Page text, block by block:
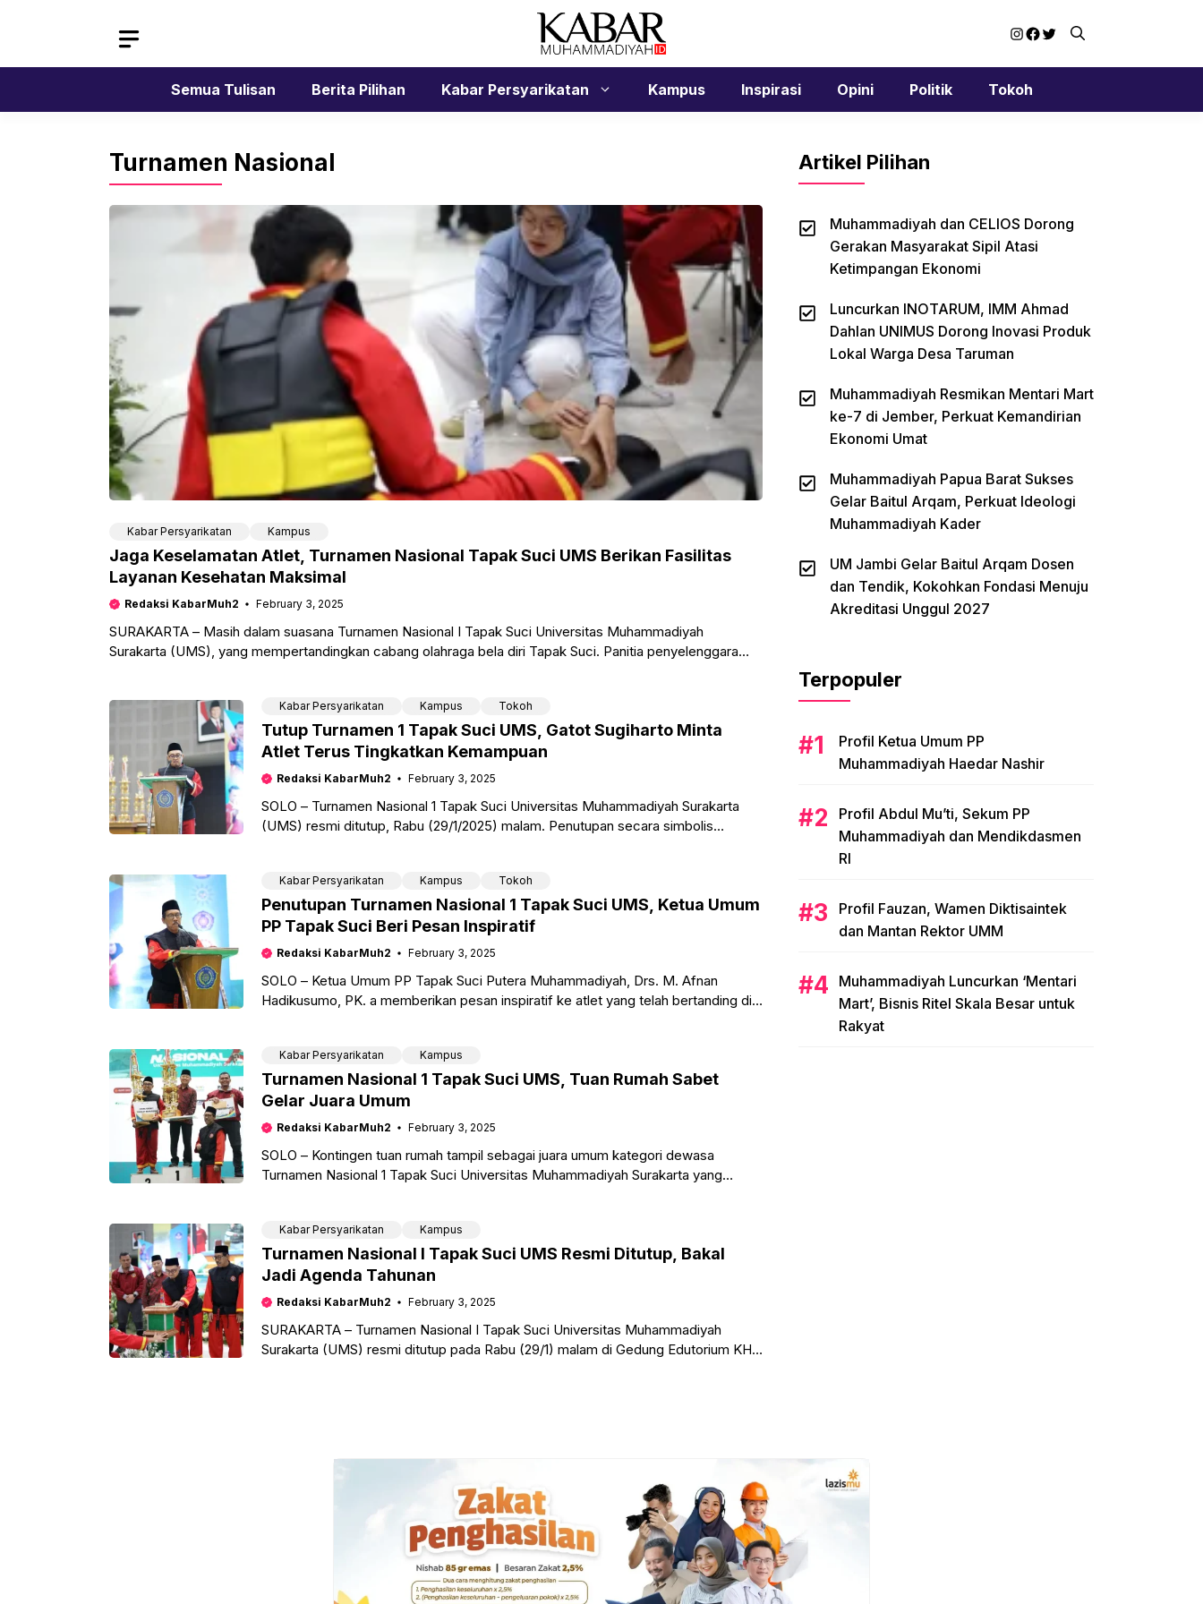
Instagram
Facebook
Twitter
Semua Tulisan Berita Pilihan Kabar Persyarikatan Kampus Inspirasi Opini Politik Tokoh
Turnamen Nasional
Kabar Persyarikatan Kampus
Jaga Keselamatan Atlet, Turnamen Nasional Tapak Suci UMS Berikan Fasilitas
Layanan Kesehatan Maksimal
Redaksi KabarMuh2 February 3, 2025
SURAKARTA – Masih dalam suasana Turnamen Nasional I Tapak Suci Universitas Muhammadiyah
Surakarta (UMS), yang mempertandingkan cabang olahraga bela diri Tapak Suci. Panitia penyelenggara
Kabar Persyarikatan Kampus Tokoh
Tutup Turnamen 1 Tapak Suci UMS, Gatot Sugiharto Minta
Atlet Terus Tingkatkan Kemampuan
Redaksi KabarMuh2 February 3, 2025
SOLO – Turnamen Nasional 1 Tapak Suci Universitas Muhammadiyah Surakarta
(UMS) resmi ditutup, Rabu (29/1/2025) malam. Penutupan secara simbolis
Kabar Persyarikatan Kampus Tokoh
Penutupan Turnamen Nasional 1 Tapak Suci UMS, Ketua Umum
PP Tapak Suci Beri Pesan Inspiratif
Redaksi KabarMuh2 February 3, 2025
SOLO – Ketua Umum PP Tapak Suci Putera Muhammadiyah, Drs. M. Afnan
Hadikusumo, PK. a memberikan pesan inspiratif ke atlet yang telah bertanding di
Kabar Persyarikatan Kampus
Turnamen Nasional 1 Tapak Suci UMS, Tuan Rumah Sabet
Gelar Juara Umum
Redaksi KabarMuh2 February 3, 2025
SOLO – Kontingen tuan rumah tampil sebagai juara umum kategori dewasa
Turnamen Nasional 1 Tapak Suci Universitas Muhammadiyah Surakarta yang
Kabar Persyarikatan Kampus
Turnamen Nasional I Tapak Suci UMS Resmi Ditutup, Bakal
Jadi Agenda Tahunan
Redaksi KabarMuh2 February 3, 2025
SURAKARTA – Turnamen Nasional I Tapak Suci Universitas Muhammadiyah
Surakarta (UMS) resmi ditutup pada Rabu (29/1) malam di Gedung Edutorium KH
Artikel Pilihan
Muhammadiyah dan CELIOS Dorong
Gerakan Masyarakat Sipil Atasi
Ketimpangan Ekonomi
Luncurkan INOTARUM, IMM Ahmad
Dahlan UNIMUS Dorong Inovasi Produk
Lokal Warga Desa Taruman
Muhammadiyah Resmikan Mentari Mart
ke-7 di Jember, Perkuat Kemandirian
Ekonomi Umat
Muhammadiyah Papua Barat Sukses
Gelar Baitul Arqam, Perkuat Ideologi
Muhammadiyah Kader
UM Jambi Gelar Baitul Arqam Dosen
dan Tendik, Kokohkan Fondasi Menuju
Akreditasi Unggul 2027
Terpopuler
Profil Ketua Umum PP
Muhammadiyah Haedar Nashir
Profil Abdul Mu’ti, Sekum PP
Muhammadiyah dan Mendikdasmen
RI
Profil Fauzan, Wamen Diktisaintek
dan Mantan Rektor UMM
Muhammadiyah Luncurkan ‘Mentari
Mart’, Bisnis Ritel Skala Besar untuk
Rakyat